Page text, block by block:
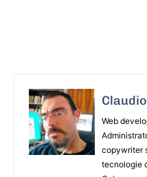
Web
copywriter
tecnologie